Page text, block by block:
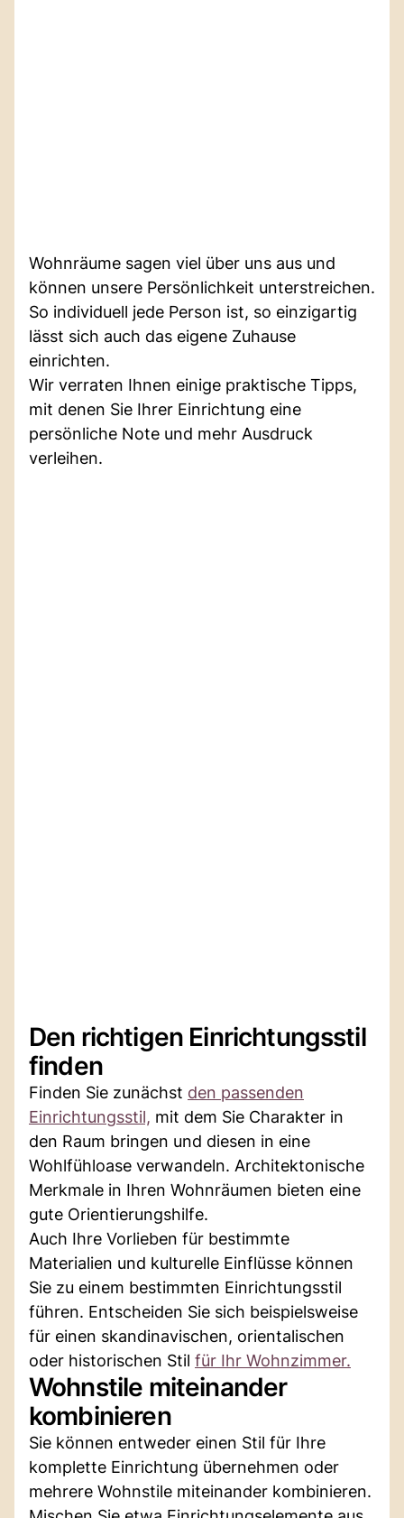
Wohnräume sagen viel über uns aus und
können unsere Persönlichkeit unterstreichen.
So individuell jede Person ist, so einzigartig
lässt sich auch das eigene Zuhause
einrichten.
Wir verraten Ihnen einige praktische Tipps,
mit denen Sie Ihrer Einrichtung eine
persönliche Note und mehr Ausdruck
verleihen.
Den richtigen Einrichtungsstil
finden
Finden Sie zunächst den passenden
Einrichtungsstil, mit dem Sie Charakter in
den Raum bringen und diesen in eine
Wohlfühloase verwandeln. Architektonische
Merkmale in Ihren Wohnräumen bieten eine
gute Orientierungshilfe.
Auch Ihre Vorlieben für bestimmte
Materialien und kulturelle Einflüsse können
Sie zu einem bestimmten Einrichtungsstil
führen. Entscheiden Sie sich beispielsweise
für einen skandinavischen, orientalischen
oder historischen Stil für Ihr Wohnzimmer.
Wohnstile miteinander
kombinieren
Sie können entweder einen Stil für Ihre
komplette Einrichtung übernehmen oder
mehrere Wohnstile miteinander kombinieren.